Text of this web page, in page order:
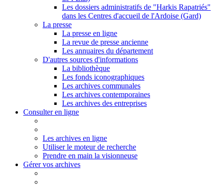
Les dossiers administratifs de "Harkis Rapatriés"
dans les Centres d'accueil de l'Ardoise (Gard)
La presse
La presse en ligne
La revue de presse ancienne
Les annuaires du département
D'autres sources d'informations
La bibliothèque
Les fonds iconographiques
Les archives communales
Les archives contemporaines
Les archives des entreprises
Consulter en ligne
Les archives en ligne
Utiliser le moteur de recherche
Prendre en main la visionneuse
Gérer vos archives